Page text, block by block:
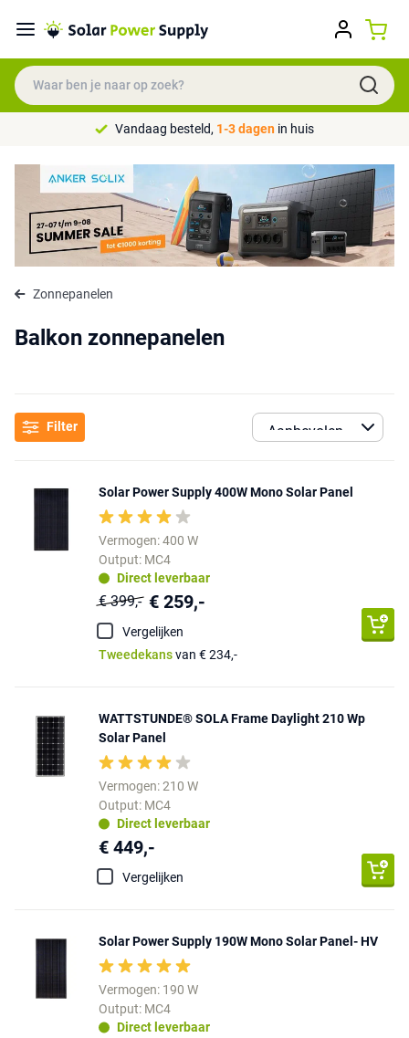
Vandaag besteld, 1-3 dagen in huis
Zonnepanelen
Balkon zonnepanelen
Filter
Solar Power Supply 400W Mono Solar Panel
Vermogen: 400 W
Output: MC4
Direct leverbaar
€ 399,- € 259,-
Vergelijken
Tweedekansvan € 234,-
WATTSTUNDE® SOLA Frame Daylight 210 Wp
Solar Panel
Vermogen: 210 W
Output: MC4
Direct leverbaar
€ 449,-
Vergelijken
Solar Power Supply 190W Mono Solar Panel- HV
Vermogen: 190 W
Output: MC4
Direct leverbaar